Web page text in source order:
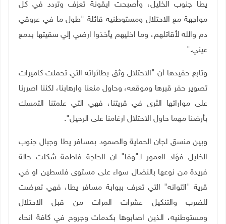
يطا جنوب الخليل، وأصبحت ايقونة تعزف وتردد في كل
مواجهة مع الاحتلال ومستوطنيه قائلة "طول ما في عروقي
دم والله لأقاتلهم، وما اخليهم يأخذوا ارضي إلي سقيتها بدمع
عيني".
وتابع حفيدها أن "الاحتلال وثق بطائراته التي تحملت كاميرات
تصوير حفر قبرها وموقعه، وحاول منعنا وارهابنا، لكننا اصررنا
على مواراتها الثرى في قريتنا، فهي التي علمتنا التمسك
بأرضنا مهما حاول الاحتلال ارغامنا على الرحيل".
وبين منسق لجان الحماية والصمود بمسافر يطا وجبال جنوب
الخليل فؤاد العمور لـ"وفا" ان الحاجة فاطمة شكلت حالة
فريدة من نوعها بالنضال سواء على مستوى فلسطين او في
قرية "التوانه" التي تعرف ببوابة مسافر يطا، فهي تعرضت
للضرب والتنكيل عشرات المرات من قبل الاحتلال
ومستوطنيه، الذين اصابوها بكدمات وجروح في كافة انحاء